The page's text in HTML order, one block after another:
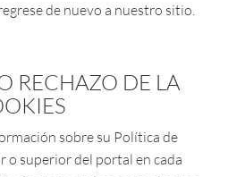
de nuevo a nuestro sitio.
RECHAZO DE LA
sobre su Política de
o superior del portal en cada